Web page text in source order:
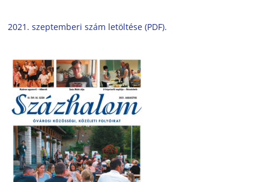
2021. szeptemberi szám letöltése (PDF).